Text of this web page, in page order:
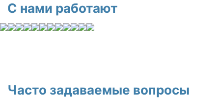
С нами работают
Часто задаваемые вопросы